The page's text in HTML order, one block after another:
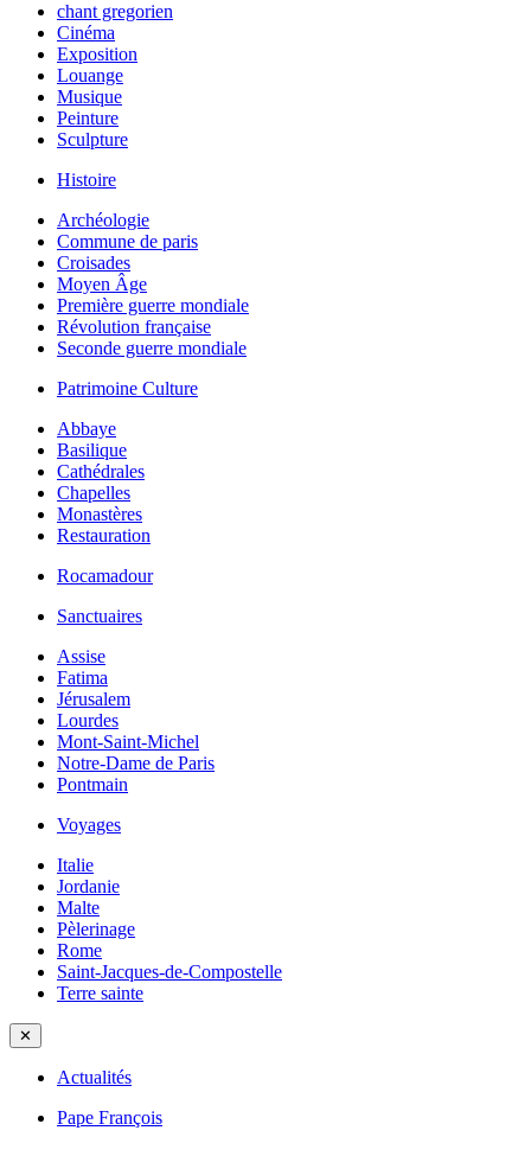
chant gregorien
Cinéma
Exposition
Louange
Musique
Peinture
Sculpture
Histoire
Archéologie
Commune de paris
Croisades
Moyen Âge
Première guerre mondiale
Révolution française
Seconde guerre mondiale
Patrimoine Culture
Abbaye
Basilique
Cathédrales
Chapelles
Monastères
Restauration
Rocamadour
Sanctuaires
Assise
Fatima
Jérusalem
Lourdes
Mont-Saint-Michel
Notre-Dame de Paris
Pontmain
Voyages
Italie
Jordanie
Malte
Pèlerinage
Rome
Saint-Jacques-de-Compostelle
Terre sainte
✕
Actualités
Pape François